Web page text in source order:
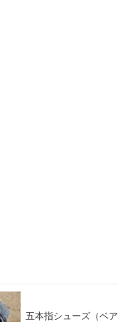
五本指シューズ（ベア